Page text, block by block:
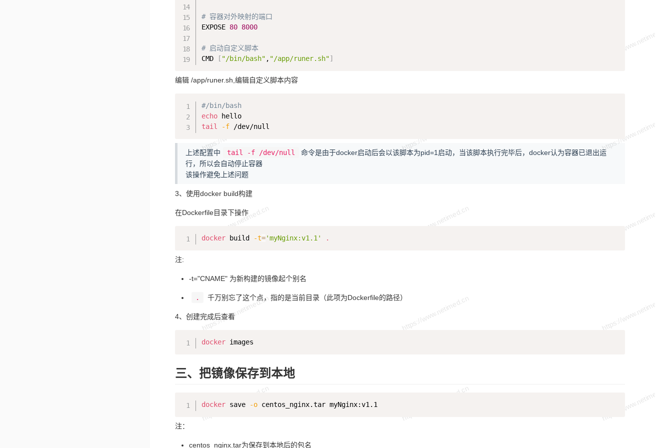
# 容器对外映射的端口
EXPOSE 80 8000
# 启动自定义脚本
CMD
[ "/bin/bash" , "/app/runer.sh"]
编辑 /app/runer.sh,编辑自定义脚本内容
#/bin/bash
echo
hello
tail
-f
上述配置中 tail -f /dev/null
命令是由于docker启动后会以该脚本为pid=1启动，当该脚本执行完毕后，docker认为容器已退出运
行，所以会自动停止容器
该操作避免上述问题
3、使用docker build构建
在Dockerfile目录下操作
docker build -t='myNginx:v1.1' .
注:
-t="CNAME" 为新构建的镜像起个别名
. 千万别忘了这个点，指的是当前目录（此项为Dockerfile的路径）
4、创建完成后查看
docker
三、把镜像保存到本地
docker save -o
注：
centos_nginx.tar为保存到本地后的包名